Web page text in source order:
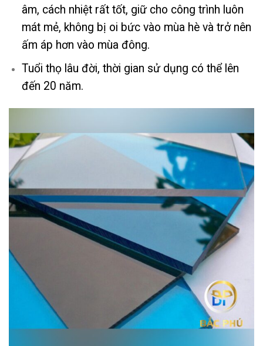
âm, cách nhiệt rất tốt, giữ cho công trình luôn
mát mẻ, không bị oi bức vào mùa hè và trở nên
ấm áp hơn vào mùa đông.
Tuổi thọ lâu đời, thời gian sử dụng có thể lên
đến 20 năm.